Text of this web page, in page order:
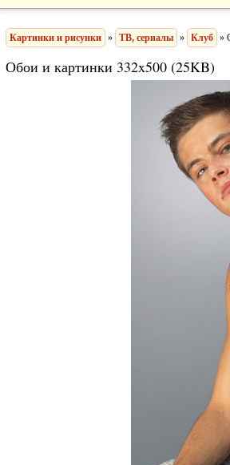
Картинки и рисунки » ТВ, сериалы » Клуб »
Обои и картинки 332x500 (25KB)